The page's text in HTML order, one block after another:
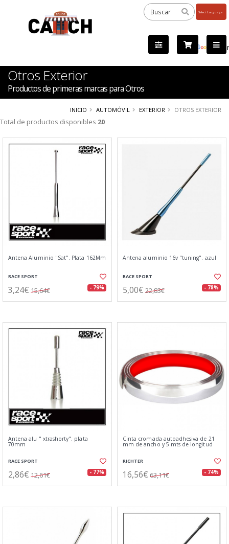
by
Otros Exterior
Productos de primeras marcas para Otros
INICIO AUTOMÓVIL EXTERIOR OTROS EXTERIOR
Total de productos disponibles 20
Antena Aluminio "Sat". Plata 162Mm
RACE SPORT
3,24€ 15,64€ - 79%
Antena aluminio 16v "tuning". azul
RACE SPORT
5,00€ 22,83€ - 78%
Antena alu " xtrashorty". plata
70mm
RACE SPORT
2,86€ 12,61€ - 77%
Cinta cromada autoadhesiva de 21
mm de ancho y 5 mts de longitud
RICHTER
16,56€ 63,11€ - 74%